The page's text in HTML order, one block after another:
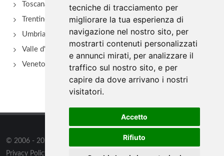
tecniche di tracciamento per
migliorare la tua esperienza di
navigazione nel nostro sito, per
mostrarti contenuti personalizzati
e annunci mirati, per analizzare il
traffico sul nostro sito, e per
capire da dove arrivano i nostri
visitatori.
Accetto
Rifiuto
Toscana
Trentino Alto Adige
Umbria
Valle d'Aosta
Veneto
© 2006 - 2026
tutti i diritti riservati.
Privacy Policy
Preferenze sui Cookies